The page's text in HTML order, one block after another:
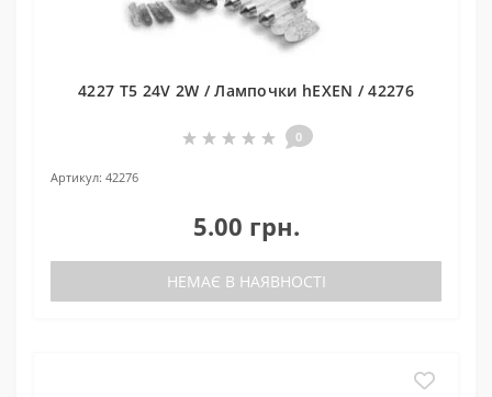
4227 T5 24V 2W / Лампочки hEXEN / 42276
0
Артикул: 42276
5.00 грн.
НЕМАЄ В НАЯВНОСТІ